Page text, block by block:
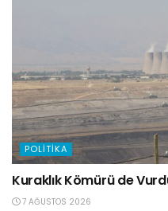
POLITIKA
Kuraklık Kömürü de
7 AĞUSTOS 2026